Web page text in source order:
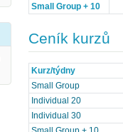
Small Group + 10
Ceník kurzů
Kurz/týdny
Small Group
Individual 20
Individual 30